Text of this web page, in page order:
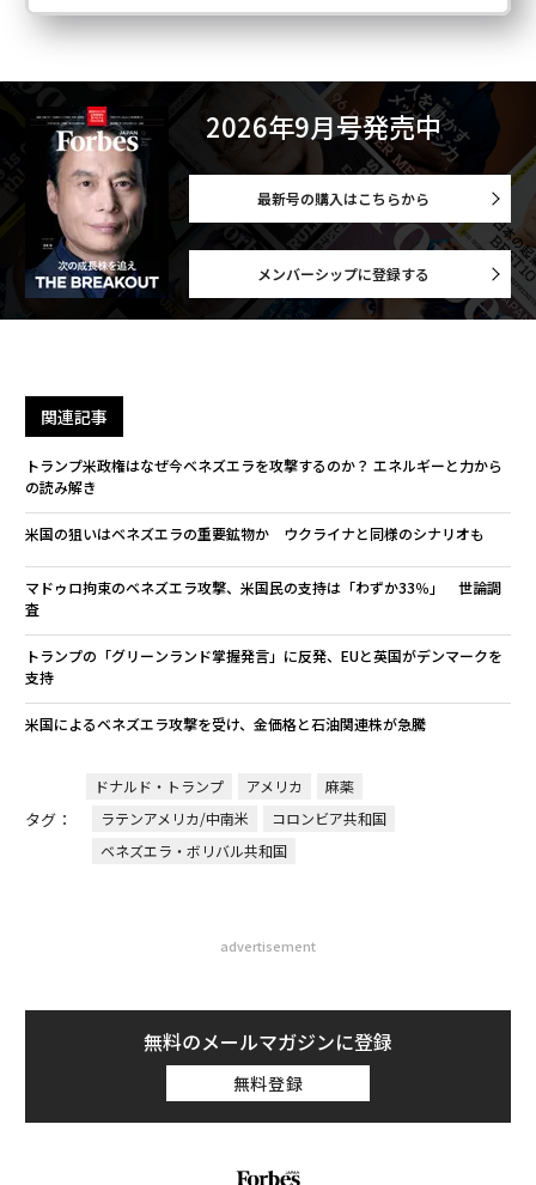
2026年9月号発売中
最新号の購入はこちらから
メンバーシップに登録する
関連記事
トランプ米政権はなぜ今ベネズエラを攻撃するのか？ エネルギーと力から
の読み解き
米国の狙いはベネズエラの重要鉱物か ウクライナと同様のシナリオも
マドゥロ拘束のベネズエラ攻撃、米国民の支持は「わずか33％」 世論調
査
トランプの「グリーンランド掌握発言」に反発、EUと英国がデンマークを
支持
米国によるベネズエラ攻撃を受け、金価格と石油関連株が急騰
タグ：
ドナルド・トランプ アメリカ
麻薬
ラテンアメリカ/中南米
コロンビア共和国
ベネズエラ・ボリバル共和国
advertisement
無料のメールマガジンに登録
無料登録